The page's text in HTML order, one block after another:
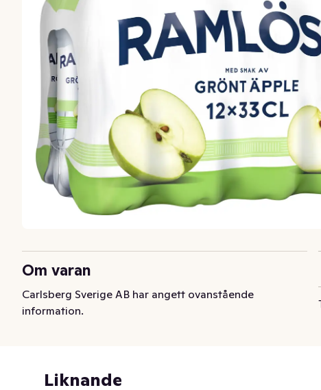
Om varan
Carlsberg Sverige AB har angett ovanstående
information.
Liknande